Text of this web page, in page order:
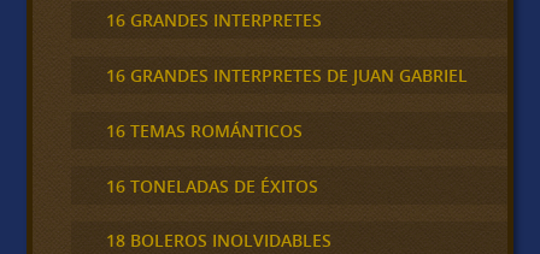
16 GRANDES INTERPRETES
16 GRANDES INTERPRETES DE JUAN GABRIEL
16 TEMAS ROMÁNTICOS
16 TONELADAS DE ÉXITOS
18 BOLEROS INOLVIDABLES